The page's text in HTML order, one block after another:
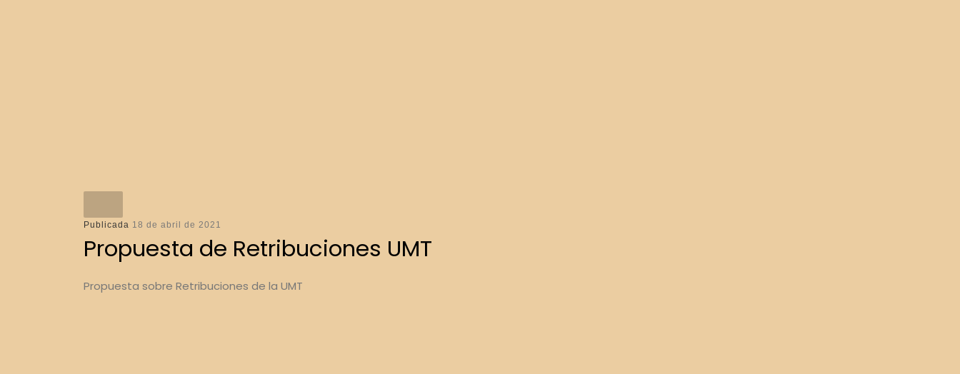
Publicada 18 de abril de 2021
Propuesta de Retribuciones UMT
Propuesta sobre Retribuciones de la UMT